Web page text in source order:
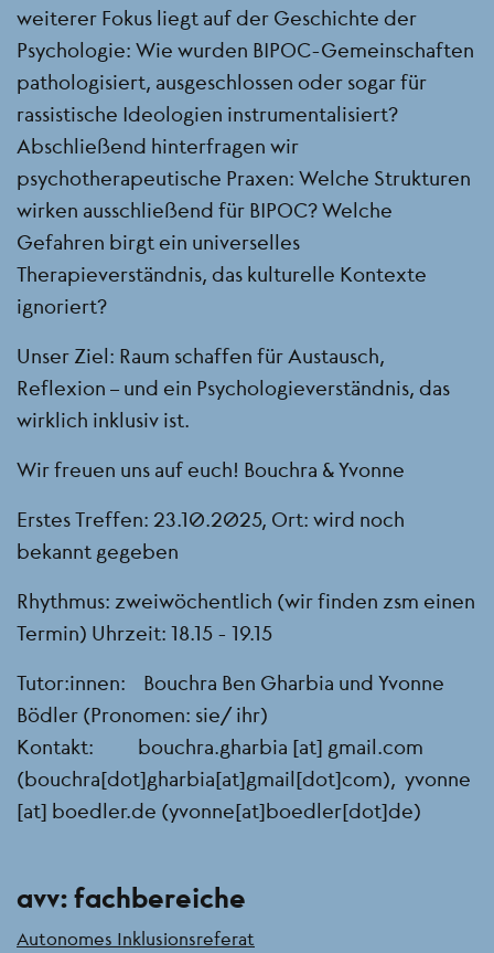
weiterer Fokus liegt auf der Geschichte der
Psychologie: Wie wurden BIPOC-Gemeinschaften
pathologisiert, ausgeschlossen oder sogar für
rassistische Ideologien instrumentalisiert?
Abschließend hinterfragen wir
psychotherapeutische Praxen: Welche Strukturen
wirken ausschließend für BIPOC? Welche
Gefahren birgt ein universelles
Therapieverständnis, das kulturelle Kontexte
ignoriert?
Unser Ziel: Raum schaffen für Austausch,
Reflexion – und ein Psychologieverständnis, das
wirklich inklusiv ist.
Wir freuen uns auf euch! Bouchra & Yvonne
Erstes Treffen: 23.10.2025, Ort: wird noch
bekannt gegeben
Rhythmus: zweiwöchentlich (wir finden zsm einen
Termin) Uhrzeit: 18.15 - 19.15
Tutor:innen: Bouchra Ben Gharbia und Yvonne
Bödler (Pronomen: sie/ ihr)
Kontakt: bouchra.gharbia [at] gmail.com
(bouchra[dot]gharbia[at]gmail[dot]com), yvonne
[at] boedler.de (yvonne[at]boedler[dot]de)
Seitenleiste
avv: fachbereiche
Autonomes Inklusionsreferat